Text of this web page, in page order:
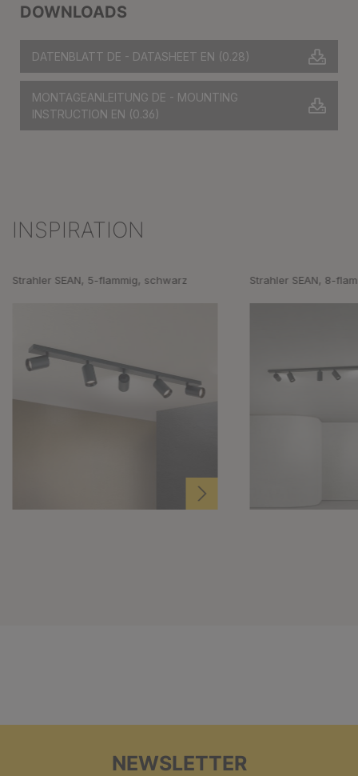
DOWNLOADS
DATENBLATT DE - DATASHEET EN (0.28)
MONTAGEANLEITUNG DE - MOUNTING
INSTRUCTION EN (0.36)
Produktgalerie überspringen
INSPIRATION
Strahler SEAN, 5-flammig, schwarz Strahler SEAN, 8-
NEWSLETTER